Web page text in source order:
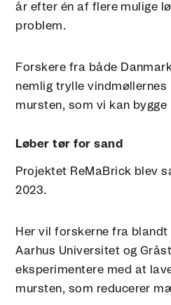
år efter én af flere mulige
problem.
Forskere fra både
nemlig trylle vindmøllernes
mursten, som vi kan bygge
Løber tør for sand
Projektet ReMaBrick blev
2023.
Her vil forskerne fra blandt
Aarhus Universitet og
eksperimentere med at
mursten, som reducerer